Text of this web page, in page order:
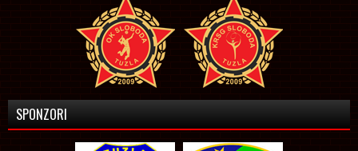
SPONZORI